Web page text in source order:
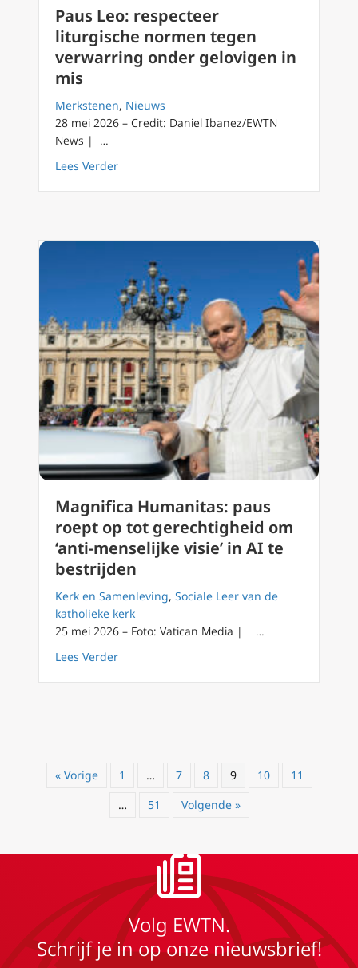
Paus Leo: respecteer
liturgische normen tegen
verwarring onder gelovigen in
mis
Merkstenen, Nieuws
28 mei 2026 – Credit: Daniel Ibanez/EWTN
News | …
Lees Verderabout Paus Leo: respecteer liturgische
Magnifica Humanitas: paus
roept op tot gerechtigheid om
‘anti-menselijke visie’ in AI te
bestrijden
Kerk en Samenleving, Sociale Leer van de
katholieke kerk
25 mei 2026 – Foto: Vatican Media | …
Lees Verderabout Magnifica Humanitas: paus roept op
« Vorige 1 … 7 8 9 10
11
…
51 Volgende »
Volg EWTN.
Schrijf je in op onze nieuwsbrief!